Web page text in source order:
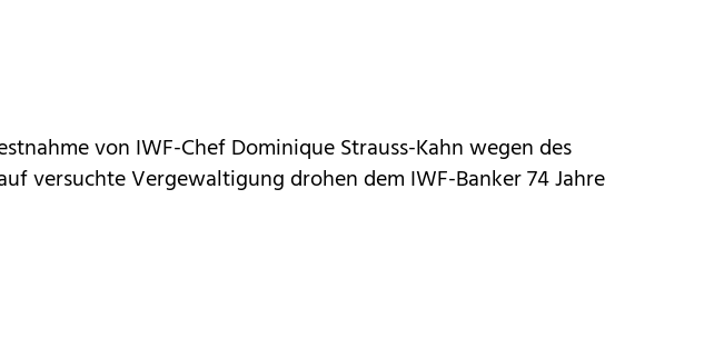
von IWF-Chef Dominique Strauss-Kahnwegen des
versuchte Vergewaltigung drohen dem IWF-Banker 74 Jahre